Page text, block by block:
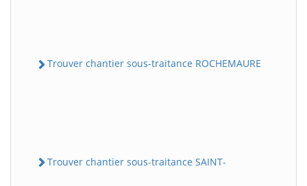
Trouver chantier sous-traitance ROCHEMAURE
Trouver chantier sous-traitance SAINT-